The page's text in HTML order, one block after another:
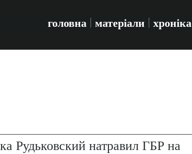
головна матеріали хроніка
Рудьковский натравил ГБР на